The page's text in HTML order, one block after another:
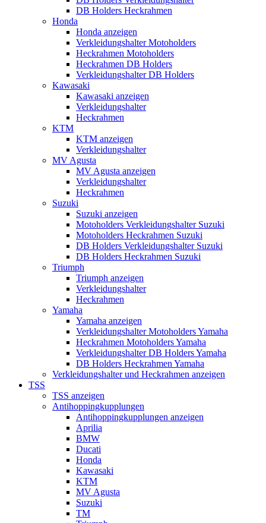
DB Holders Heckrahmen
Honda
Honda anzeigen
Verkleidungshalter Motoholders
Heckrahmen Motoholders
Heckrahmen DB Holders
Verkleidungshalter DB Holders
Kawasaki
Kawasaki anzeigen
Verkleidungshalter
Heckrahmen
KTM
KTM anzeigen
Verkleidungshalter
MV Agusta
MV Agusta anzeigen
Verkleidungshalter
Heckrahmen
Suzuki
Suzuki anzeigen
Motoholders Verkleidungshalter Suzuki
Motoholders Heckrahmen Suzuki
DB Holders Verkleidungshalter Suzuki
DB Holders Heckrahmen Suzuki
Triumph
Triumph anzeigen
Verkleidungshalter
Heckrahmen
Yamaha
Yamaha anzeigen
Verkleidungshalter Motoholders Yamaha
Heckrahmen Motoholders Yamaha
Verkleidungshalter DB Holders Yamaha
DB Holders Heckrahmen Yamaha
Verkleidungshalter und Heckrahmen anzeigen
TSS
TSS anzeigen
Antihoppingkupplungen
Antihoppingkupplungen anzeigen
Aprilia
BMW
Ducati
Honda
Kawasaki
KTM
MV Agusta
Suzuki
TM